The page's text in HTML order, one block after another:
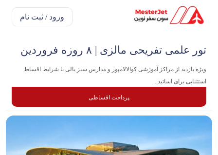
ورود / ثبت نام
تور علمی تفریحی مالزی | ۸ روزه فروردین
ویژه بازدید از مراکز آموزشی کوالالامپور و مدارس سبز بالی با شرایط اقساط
استثنایی برای اساتید...
پرداخت اقساطی